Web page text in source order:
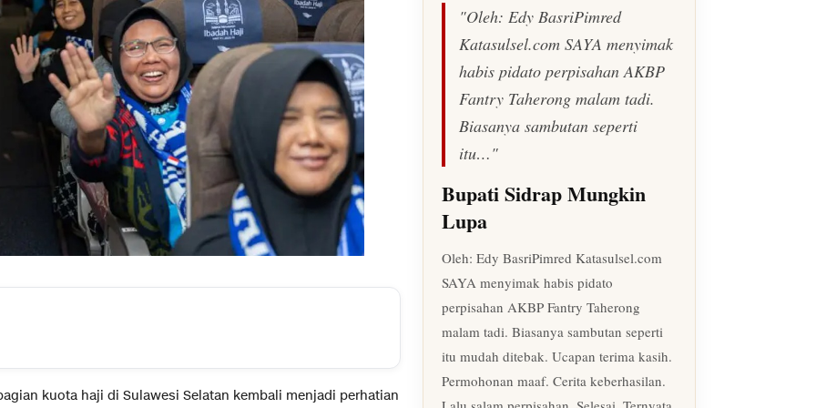
kuota haji di Sulawesi Selatan kembali menjadi perhatian
"Oleh: Edy BasriPimred
Katasulsel.com SAYA menyimak
habis pidato perpisahan AKBP
Fantry Taherong malam tadi.
Biasanya sambutan seperti
itu…"
Bupati Sidrap Mungkin
Lupa
Oleh: Edy BasriPimred Katasulsel.com
SAYA menyimak habis pidato
perpisahan AKBP Fantry Taherong
malam tadi. Biasanya sambutan seperti
itu mudah ditebak. Ucapan terima kasih.
Permohonan maaf. Cerita keberhasilan.